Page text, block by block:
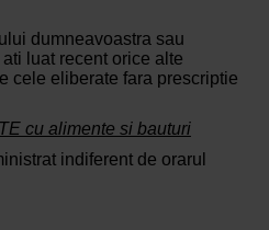
dumneavoastra sau
luat recent orice alte
cele eliberate fara prescriptie
cu alimente si bauturi
indiferent de orarul